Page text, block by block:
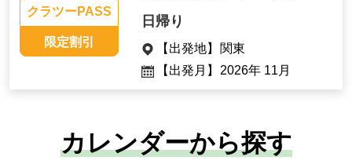
クラツーPASS
限定割引
日帰り
【出発地】 関東
【出発月】 2026年 11月
カレンダーから探す